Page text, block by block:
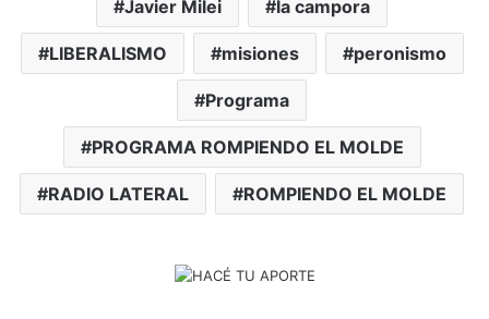
Javier Milei la campora
LIBERALISMO misiones peronismo
Programa
PROGRAMA ROMPIENDO EL MOLDE
RADIO LATERAL ROMPIENDO EL MOLDE